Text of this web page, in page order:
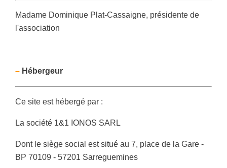
Madame Dominique Plat-Cassaigne, présidente de
l'association
– Hébergeur
Ce site est hébergé par :
La société 1&1 IONOS SARL
Dont le siège social est situé au 7, place de la Gare -
BP 70109 - 57201 Sarreguemines